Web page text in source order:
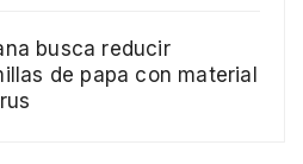
busca reducir
de papa con material